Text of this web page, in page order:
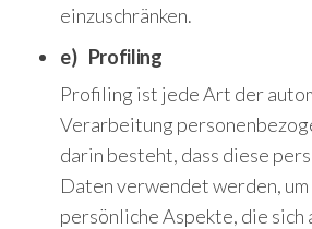
einzuschränken.
e) Profiling
Profiling ist jede Art der
Verarbeitung
darin besteht, dass diese
Daten verwendet werden,
persönliche Aspekte, die sich